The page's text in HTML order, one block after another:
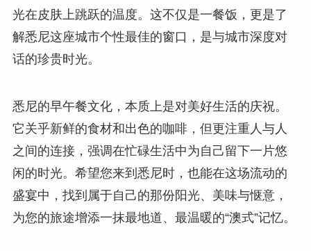
光在皮肤上跳跃的温度。这不仅是一餐饭，更是了
解悉尼这座城市个性最佳的窗口，是与城市深度对
话的珍贵时光。
悉尼的早午餐文化，本质上是对美好生活的庆祝。
它关乎新鲜的食材和出色的咖啡，但更注重人与人
之间的连接，强调在忙碌生活中为自己留下一片悠
闲的时光。希望您来到悉尼时，也能在这场流动的
盛宴中，找到属于自己的那份阳光、美味与惬意，
为您的旅途增添一抹最地道、最温暖的“澳式”记忆。